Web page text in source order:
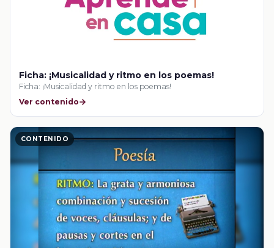
Ficha: ¡Musicalidad y ritmo en los poemas!
Ficha: ¡Musicalidad y ritmo en los poemas!
Ver contenido
CONTENIDO